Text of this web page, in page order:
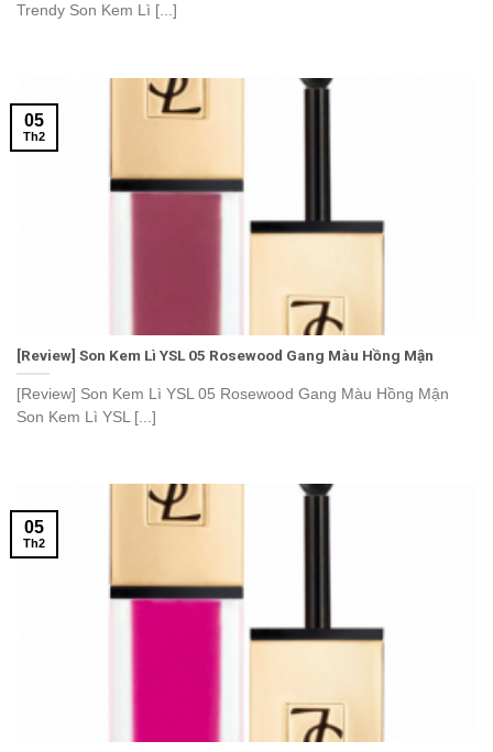
Trendy Son Kem Lì [...]
[Review] Son Kem Lì YSL 05 Rosewood Gang Màu Hồng Mận
[Review] Son Kem Lì YSL 05 Rosewood Gang Màu Hồng Mận
Son Kem Lì YSL [...]
05
Th2
05
Th2